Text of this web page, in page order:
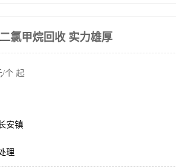
氯甲烷回收 实力雄厚
/个 起
安镇
理